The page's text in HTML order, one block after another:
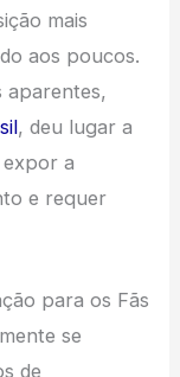
mais
aos poucos.
aparentes,
, deu lugar a
a
e requer
para os Fãs
se
de